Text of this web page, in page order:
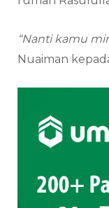
“Nanti kamu
Nuaiman